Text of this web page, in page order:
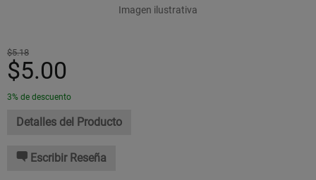
Imagen ilustrativa
$5.18
$5.00
3% de descuento
Detalles del Producto
Escribir Reseña